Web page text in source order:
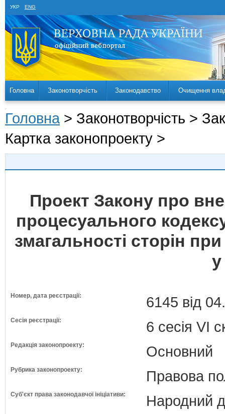
УКР ENG
Головна Законотворчість Законодавство Очищення
Головна > Законотворчість >
Картка законопроекту >
Проект Закону про
процесуального
змагальності сторін
Номер, дата реєстрації: 6145 від
Сесія реєстрації: 6 сесія VI
Редакція законопроекту: Основний
Рубрика законопроекту: Правова
Суб'єкт права законодавчої ініціативи: Народний